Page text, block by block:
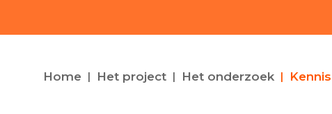
Home Het project Het onderzoek